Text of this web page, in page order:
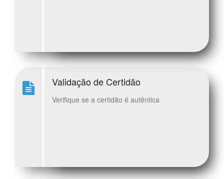
Validação de Certidão
Verifique se a certidão é autêntica